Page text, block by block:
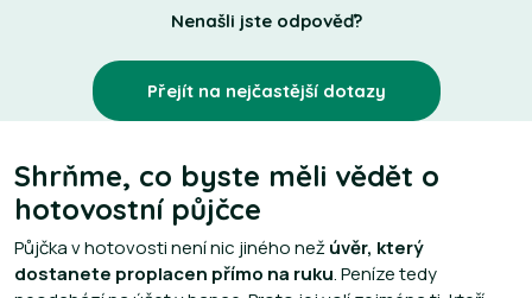
Nenašli jste odpověď?
Přejít na nejčastější dotazy
Shrňme, co byste měli vědět o
hotovostní půjčce
Půjčka v hotovosti není nic jiného nežúvěr, který
dostanete proplacen přímo na ruku. Peníze tedy